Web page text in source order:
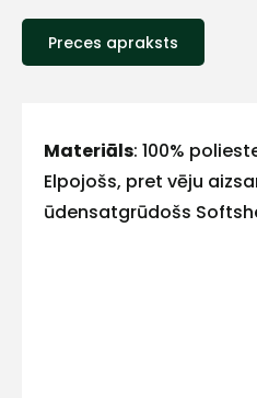
Preces apraksts
Materiāls: 100%
Elpojošs, pret vēju
ūdensatgrūdošs